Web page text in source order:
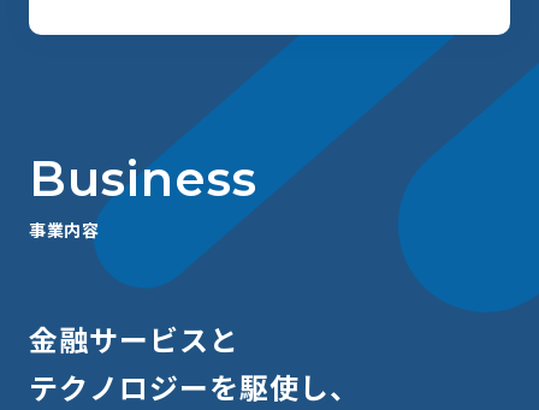
Business
事業内容
金融サー ビス と
テクノ ロジーを駆使し、